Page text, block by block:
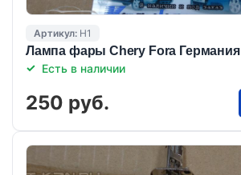
Артикул: H1
Лампа фары Chery Fora Германия
Есть в наличии
250 руб.